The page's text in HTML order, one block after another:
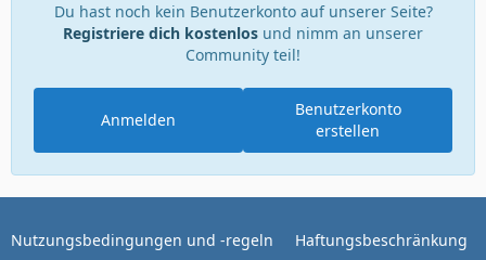
Du hast noch kein Benutzerkonto auf unserer Seite?
Registriere dich kostenlos und nimm an unserer
Community teil!
Benutzerkonto
erstellen
Anmelden
Nutzungsbedingungen und -regeln Haftungsbeschränkung